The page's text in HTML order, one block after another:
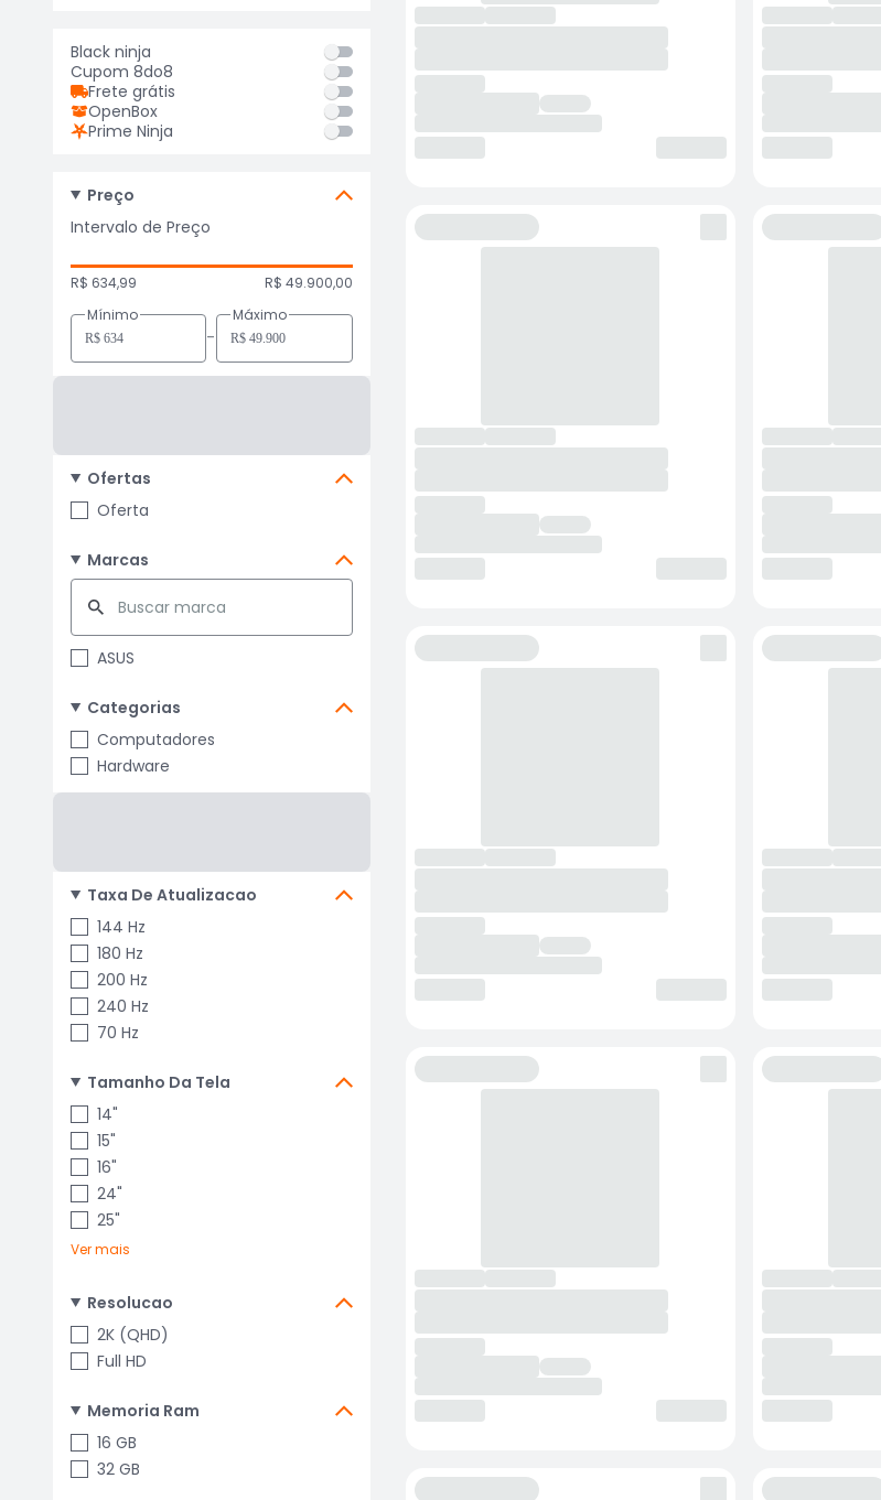
Black ninja
Cupom 8do8
Frete grátis
OpenBox
Prime Ninja
Preço
Intervalo de Preço
R$ 634,99
R$ 49.900,00
Mínimo
-
Máximo
Ofertas
Oferta
Marcas
ASUS
Categorias
Computadores
Hardware
Taxa De Atualizacao
144 Hz
180 Hz
200 Hz
240 Hz
70 Hz
Tamanho Da Tela
14"
15"
16"
24"
25"
Ver mais
Resolucao
2K (QHD)
Full HD
Memoria Ram
16 GB
32 GB